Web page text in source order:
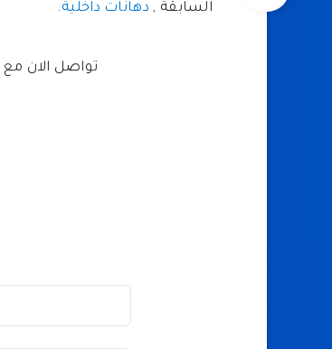
السابقة , دهانات داخلية.
تواصل الان مع